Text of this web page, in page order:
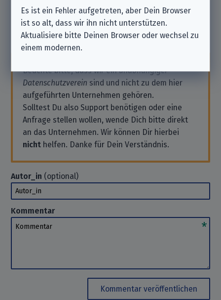
Noch keine Kommentare vorhanden. Schreib’ doch
einen!
Kommentar hinterlassen
Beachte bitte, dass wir einunabhängiger
Datenschutzverein sind und nicht zu dem hier
aufgeführten Unternehmen gehören.
Solltest Du also Support benötigen oder eine
Anfrage stellen wollen, wende Dich bitte direkt
an das Unternehmen. Wir können Dir hierbei
nicht helfen. Danke für Dein Verständnis.
Autor_in (optional)
Autor_in
Kommentar
Kommentar
Kommentar veröffentlichen
Es ist ein Fehler aufgetreten, aber Dein Browser
ist so alt, dass wir ihn nicht unterstützen.
Aktualisiere bitte Deinen Browser oder wechsel zu
einem modernen.